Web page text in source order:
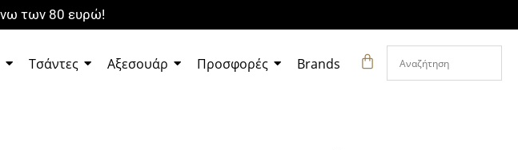
των 80 ευρώ!
Τσάντες Αξεσουάρ Προσφορές Brands